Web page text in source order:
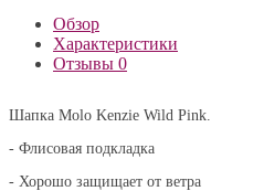
Обзор
Характеристики
Отзывы 0
Шапка Molo Kenzie Wild Pink.
- Флисовая подкладка
- Хорошо защищает от ветра